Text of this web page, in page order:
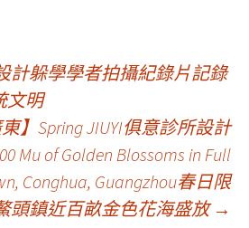
計躲學學者拍攝紀錄片記錄
文明
】Spring JIUYI俱意診所設計
Mu of Golden Blossoms in Full
Conghua, Guangzhou春日限
頭鎮近百畝金色花海盛放 →